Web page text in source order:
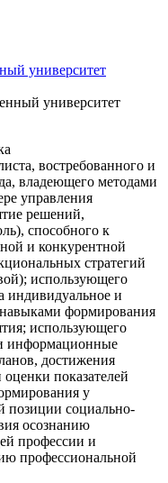
университет
востребованного и
владеющего методами
управления
решений,
способного к
и конкурентной
стратегий
использующего
индивидуальное и
формирования
использующего
информационные
достижения
показателей
у
позиции социально-
осознанию
профессии и
профессиональной